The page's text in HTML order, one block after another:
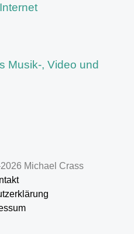
Musik-, Video und
Michael Crass